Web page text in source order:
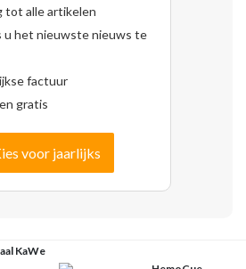
tot alle artikelen
u het nieuwste nieuws te
factuur
gratis
voor jaarlijks
KaWe